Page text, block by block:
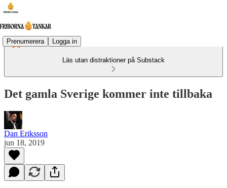
Prenumerera Logga in
Läs utan distraktioner på Substack
Det gamla Sverige kommer inte tillbaka
Dan Eriksson
jun 18, 2019